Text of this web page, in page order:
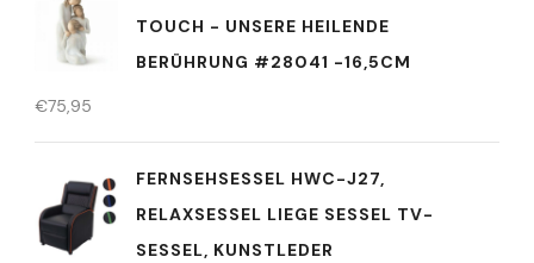
TOUCH - UNSERE HEILENDE
BERÜHRUNG #28041 -16,5CM
€75,95
FERNSEHSESSEL HWC-J27,
RELAXSESSEL LIEGE SESSEL TV-
SESSEL, KUNSTLEDER